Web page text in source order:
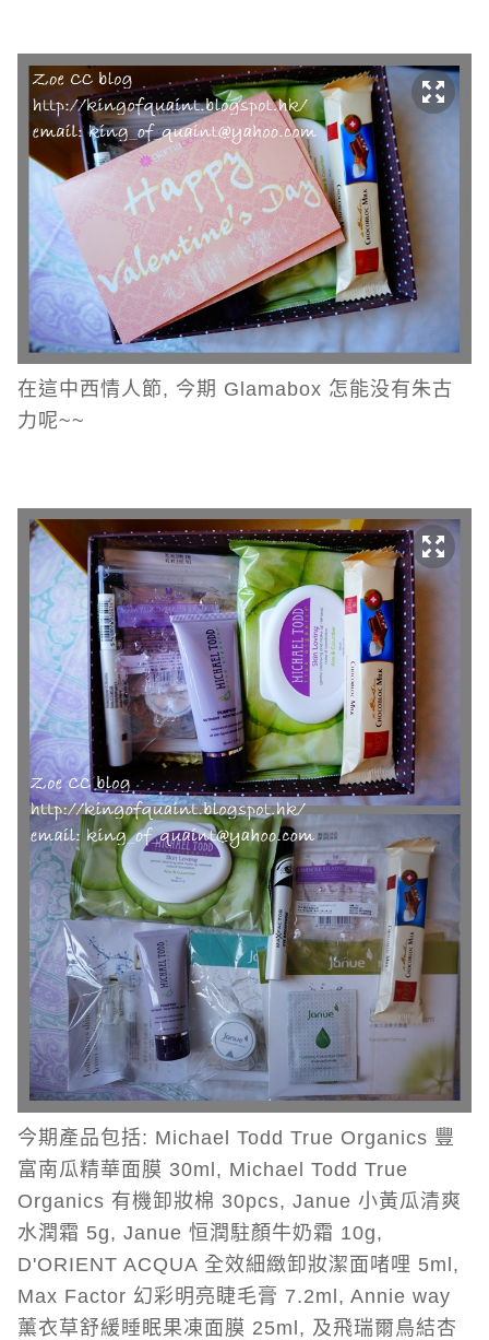
在這中西情人節, 今期 Glamabox 怎能没有朱古
力呢~~
今期產品包括: Michael Todd True Organics 豐
富南瓜精華面膜 30ml, Michael Todd True
Organics 有機卸妝棉 30pcs, Janue 小黃瓜清爽
水潤霜 5g, Janue 恒潤駐顏牛奶霜 10g,
D'ORIENT ACQUA 全效細緻卸妝潔面啫哩 5ml,
Max Factor 幻彩明亮睫毛膏 7.2ml, Annie way
薰衣草舒緩睡眠果凍面膜 25ml, 及飛瑞爾鳥結杏